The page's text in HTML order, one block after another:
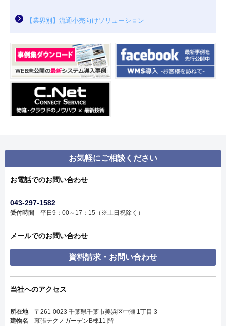
【業界別】流通小売向けソリューション
お気軽にご相談ください
お電話でのお問い合わせ
043-297-1582
受付時間 平日9：00～17：15（※土日祝除く）
メールでのお問い合わせ
資料請求・お問い合わせ
当社へのアクセス
所在地〒261-0023 千葉県千葉市美浜区中瀬 1丁目 3
建物名 幕張テクノガーデンB棟11 階